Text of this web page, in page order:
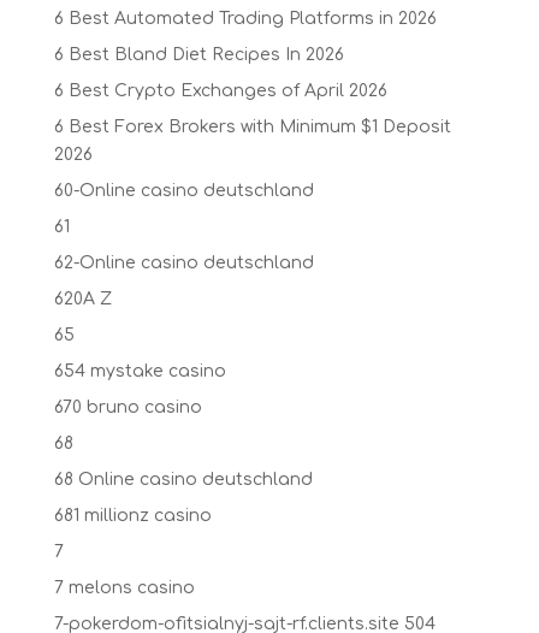
6 Best Automated Trading Platforms in 2026
6 Best Bland Diet Recipes In 2026
6 Best Crypto Exchanges of April 2026
6 Best Forex Brokers with Minimum $1 Deposit ️
2026
60-Online casino deutschland
61
62-Online casino deutschland
620A Z
65
654 mystake casino
670 bruno casino
68
68 Online casino deutschland
681 millionz casino
7
7 melons casino
7-pokerdom-ofitsialnyj-sajt-rf.clients.site 504